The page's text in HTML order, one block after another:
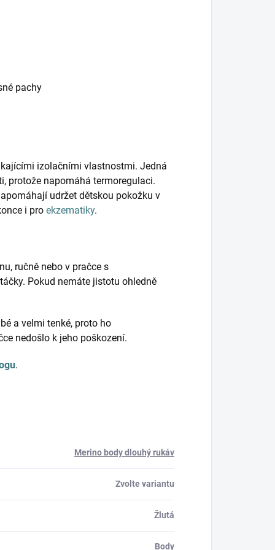
pachy
izolačními vlastnostmi. Jedná
protože napomáhá termoregulaci.
udržet dětskou pokožku v
i pro ekzematiky.
ručně nebo v pračce s
Pokud nemáte jistotu ohledně
a velmi tenké, proto ho
nedošlo k jeho poškození.
.
Merino body dlouhý rukáv
Zvolte variantu
Žlutá
Body